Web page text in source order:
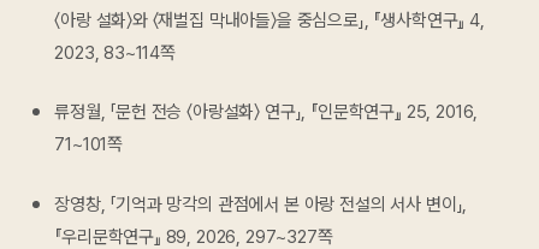
〈아랑 설화〉와 〈재벌집 막내아들〉을 중심으로」, 『생사학연구』 4,
2023, 83~114쪽
류정월, 「문헌 전승 〈아랑설화〉 연구」, 『인문학연구』 25, 2016,
71~101쪽
장영창, 「기억과 망각의 관점에서 본 아랑 전설의 서사 변이」,
『우리문학연구』 89, 2026, 297~327쪽